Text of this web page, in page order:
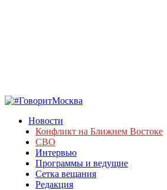
Новости
Конфликт на Ближнем Востоке
СВО
Интервью
Программы и ведущие
Сетка вещания
Редакция